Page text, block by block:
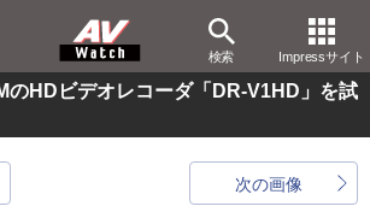
検索 Impressサイト
のHDビデオレコーダ「DR-V1HD」を試
次の画像